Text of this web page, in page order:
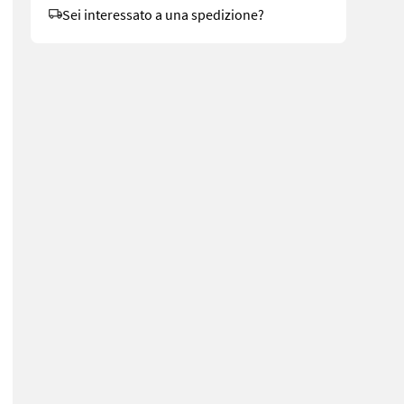
Meter Bauhöhe 75 KW Cummins Euro 5 Motor -
Sei interessato a una spedizione?